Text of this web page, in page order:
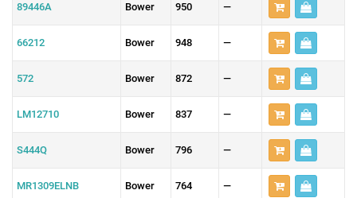
89446A Bower 950 —
66212 Bower 948 —
572 Bower 872 —
LM12710 Bower 837 —
S444Q Bower 796 —
MR1309ELNB Bower 764 —